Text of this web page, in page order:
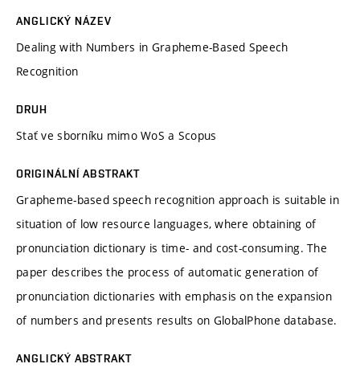
ANGLICKÝ NÁZEV
Dealing with Numbers in Grapheme-Based Speech
Recognition
DRUH
Stať ve sborníku mimo WoS a Scopus
ORIGINÁLNÍ ABSTRAKT
Grapheme-based speech recognition approach is suitable in
situation of low resource languages, where obtaining of
pronunciation dictionary is time- and cost-consuming. The
paper describes the process of automatic generation of
pronunciation dictionaries with emphasis on the expansion
of numbers and presents results on GlobalPhone database.
ANGLICKÝ ABSTRAKT